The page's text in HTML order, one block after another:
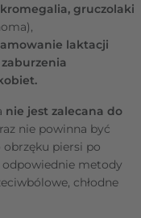
gruczolaki
laktacji
zaburzenia
nie jest zalecana do
nie powinna być
obrzęku piersi po
odpowiednie metody
chłodne